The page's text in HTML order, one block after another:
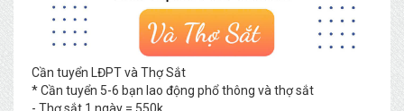
Cần tuyển LĐPT và Thợ Sắt
* Cần tuyển 5-6 bạn lao động phổ thông và thợ sắt
- Thợ sắt 1 ngày = 550k